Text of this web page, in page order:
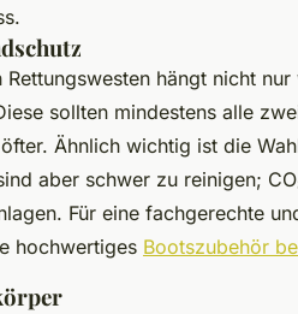
hängt nicht
sollten mindestens alle
Ähnlich wichtig ist die
aber schwer zu reinigen;
Für eine fachgerechte
hochwertiges Bootszubehör